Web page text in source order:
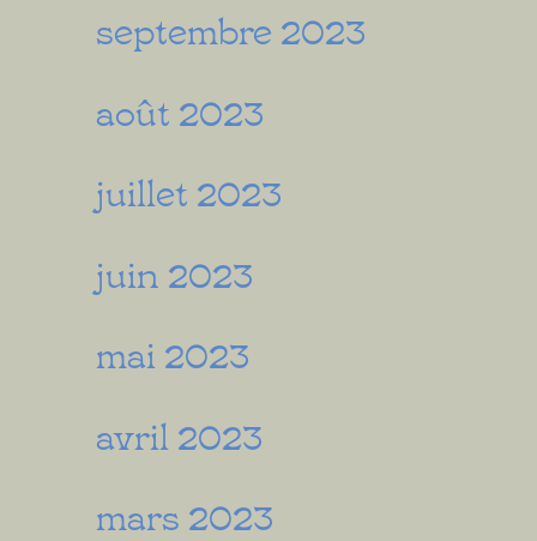
septembre 2023
août 2023
juillet 2023
juin 2023
mai 2023
avril 2023
mars 2023